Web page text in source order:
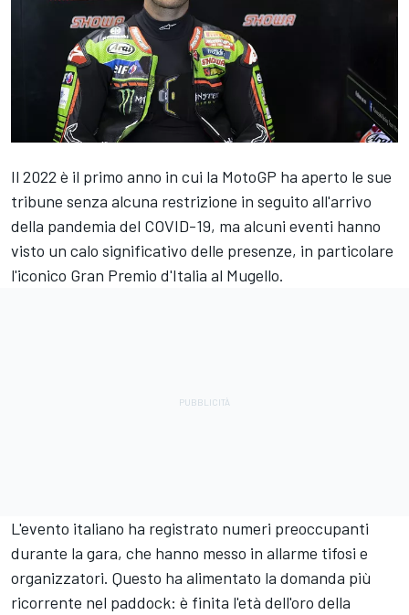
Il 2022 è il primo anno in cui la MotoGP ha aperto le sue
tribune senza alcuna restrizione in seguito all'arrivo
della pandemia del COVID-19, ma alcuni eventi hanno
visto un calo significativo delle presenze, in particolare
l'iconico Gran Premio d'Italia al Mugello.
L'evento italiano ha registrato numeri preoccupanti
durante la gara, che hanno messo in allarme tifosi e
organizzatori. Questo ha alimentato la domanda più
ricorrente nel paddock: è finita l'età dell'oro della